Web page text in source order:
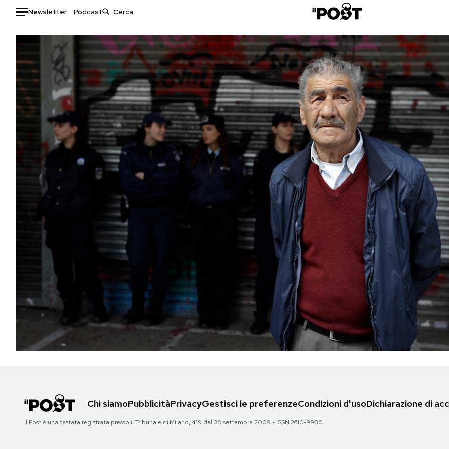
Newsletter Podcast
Auto
HOME
Italia
Mondo
Politica
Tecnologia
Internet
Scienza
Cultura
Economia
Moda
Libri
Consumismi
Storie/Idee
Ok Boomer!
Media
Europa
Mondiali calcio 2026
PODCAST
NEWSLETTER
I MIEI PREFERITI
SHOP
AREA PERSONALEChi siamoPubblicitàPrivacyGestisci le preferenzeCondizioni d'usoDichiarazione di
Il Post è una testata registrata presso il Tribunale di Milano, 419 del 28 settembre 2009 - ISSN 2610-9980